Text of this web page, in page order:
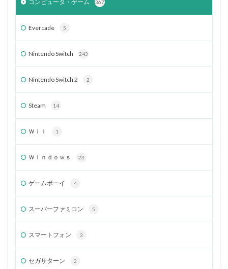
コンピュータ・ゲーム 367
Evercade 5
Nintendo Switch 243
Nintendo Switch 2 2
Steam 14
Ｗｉｉ 1
Ｗｉｎｄｏｗｓ 23
ゲームボーイ 4
スーパーファミコン 5
スマートフォン 3
セガサターン 2